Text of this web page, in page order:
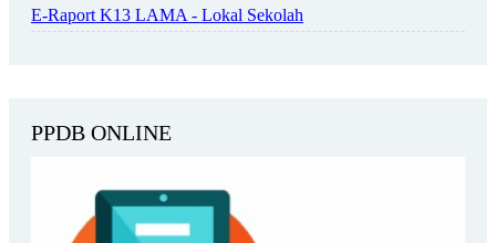
E-Raport K13 LAMA - Lokal Sekolah
PPDB ONLINE